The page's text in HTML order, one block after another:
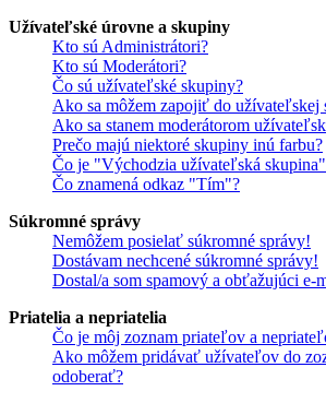
Užívateľské úrovne a skupiny
Kto sú Administrátori?
Kto sú Moderátori?
Čo sú užívateľské skupiny?
Ako sa môžem zapojiť do užívateľskej
Ako sa stanem moderátorom
Prečo majú niektoré skupiny inú farbu?
Čo je "Východzia užívateľská
Čo znamená odkaz "Tím"?
Súkromné správy
Nemôžem posielať súkromné správy!
Dostávam nechcené súkromné správy!
Dostal/a som spamový a obťažujúci e-
Priatelia a nepriatelia
Čo je môj zoznam priateľov a
Ako môžem pridávať užívateľov do
odoberať?